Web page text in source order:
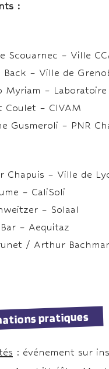
:
Scouarnec – Ville
Back – Ville de
Myriam – Laboratoire
Coulet – CIVAM
Gusmeroli – PNR
Chapuis – Ville de
– CaliSoli
– Solaal
– Aequitaz
/ Arthur
pratiques
: événement sur